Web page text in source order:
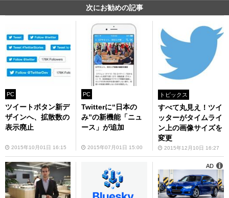
次にお勧めの記事
PC
ツイートボタン新デ
ザインへ、拡散数の
表示廃止
2015年10月01日 16:15
PC
Twitterに“日本の
み”の新機能「ニュ
ース」が追加
2015年07月01日 15:00
トピックス
すべて丸見え！ツイ
ッターがタイムライ
ン上の画像サイズを
変更
2015年12月10日 16:27
AD